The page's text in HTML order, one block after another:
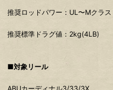
推奨ロッドパワー：UL〜Mクラス
推奨標準ドラグ値：2kg(4LB)
■対象リール
ABUカーディナル3/33/3X